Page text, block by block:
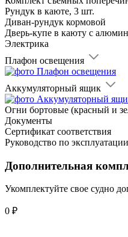
Рундук в каюте, 3 шт.
Диван-рундук кормовой
Дверь-купе в каюту с
Электрика
Плафон освещения
Аккумуляторный ящик
Огни бортовые (красный и
Документы
Сертификат соответствия
Руководство по эксплуатации
Дополнительная
Укомплектуйте свое судно
0 ₽